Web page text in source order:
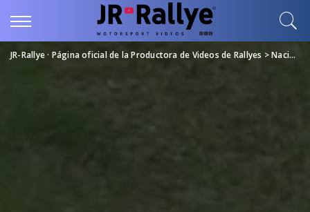
JR-Rallye · Página oficial de la Productora de Videos de Rallyes >Nacional